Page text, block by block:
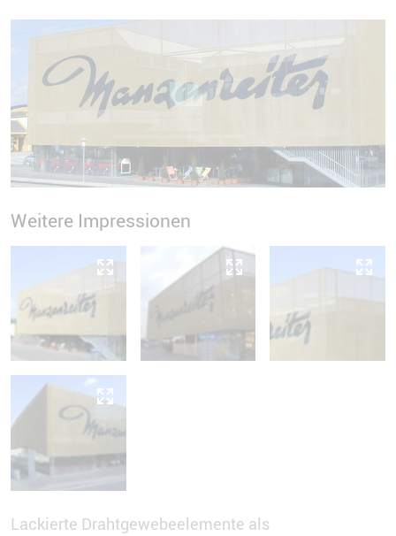
Weitere Impressionen
Lackierte Drahtgewebeelemente als